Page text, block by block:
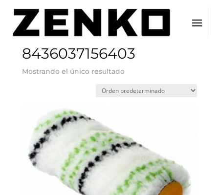
Inicio / EAN del producto / 8436037156403
8436037156403
Mostrando el único resultado